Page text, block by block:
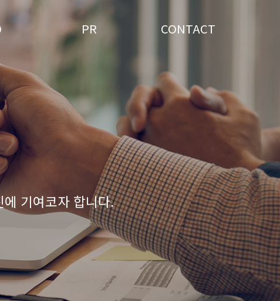
PR CONTACT
기여코자 합니다.